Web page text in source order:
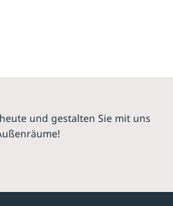
und gestalten Sie mit uns